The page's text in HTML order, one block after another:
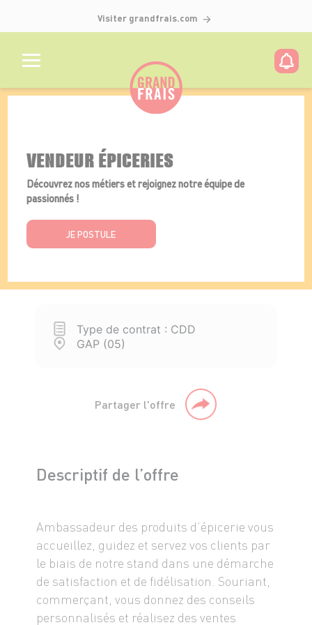
Visiter grandfrais.com
VENDEUR ÉPICERIES
Découvrez nos métiers et rejoignez notre équipe de
passionnés !
JE POSTULE
Type de contrat : CDD
GAP (05)
Partager l'offre
Descriptif de l’offre
Ambassadeur des produits d’épicerie vous
accueillez, guidez et servez vos clients par
le biais de notre stand dans une démarche
de satisfaction et de fidélisation. Souriant,
commerçant, vous donnez des conseils
personnalisés et réalisez des ventes